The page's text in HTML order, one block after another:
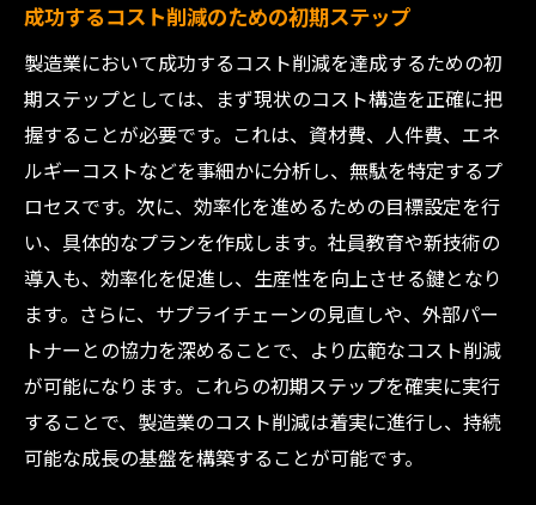
成功するコスト削減のための初期ステップ
製造業において成功するコスト削減を達成するための初
期ステップとしては、まず現状のコスト構造を正確に把
握することが必要です。これは、資材費、人件費、エネ
ルギーコストなどを事細かに分析し、無駄を特定するプ
ロセスです。次に、効率化を進めるための目標設定を行
い、具体的なプランを作成します。社員教育や新技術の
導入も、効率化を促進し、生産性を向上させる鍵となり
ます。さらに、サプライチェーンの見直しや、外部パー
トナーとの協力を深めることで、より広範なコスト削減
が可能になります。これらの初期ステップを確実に実行
することで、製造業のコスト削減は着実に進行し、持続
可能な成長の基盤を構築することが可能です。